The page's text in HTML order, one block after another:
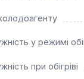
у режимі
при обігріві